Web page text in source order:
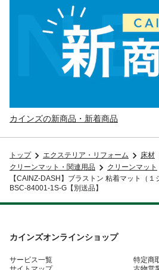
カインズの新商品・新着商品
トップ エクステリア・リフォーム
床材
クリーンマット・関連用品
クリーンマット
【CAINZ-DASH】ブラストン 粘着マット（
BSC-84001-1S-G【別送品】
カインズオンラインショップ
サービス一覧
特定商